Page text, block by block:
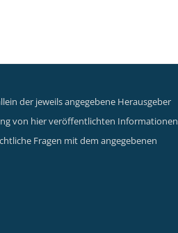
der jeweils angegebene Herausgeber
von hier veröffentlichten Informationen
Fragen mit dem angegebenen